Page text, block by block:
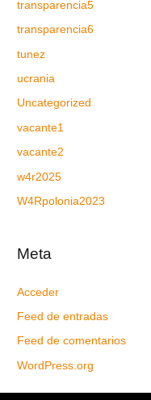
transparencia5
transparencia6
tunez
ucrania
Uncategorized
vacante1
vacante2
w4r2025
W4Rpolonia2023
Meta
Acceder
Feed de entradas
Feed de comentarios
WordPress.org